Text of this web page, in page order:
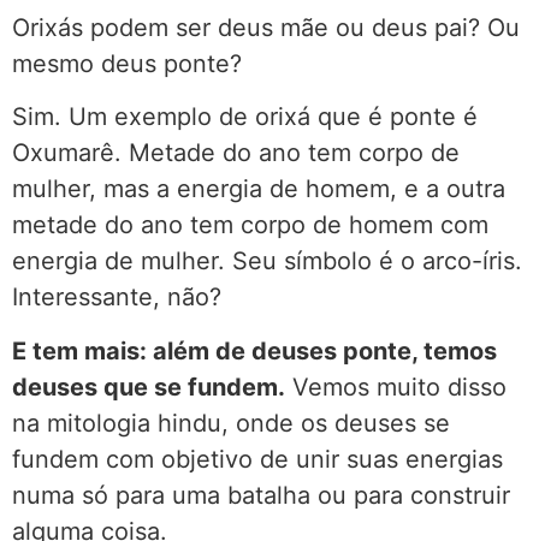
Orixás podem ser deus mãe ou deus pai? Ou
mesmo deus ponte?
Sim. Um exemplo de orixá que é ponte é
Oxumarê. Metade do ano tem corpo de
mulher, mas a energia de homem, e a outra
metade do ano tem corpo de homem com
energia de mulher. Seu símbolo é o arco-íris.
Interessante, não?
E tem mais: além de deuses ponte, temos
deuses que se fundem. Vemos muito disso
na mitologia hindu, onde os deuses se
fundem com objetivo de unir suas energias
numa só para uma batalha ou para construir
alguma coisa.